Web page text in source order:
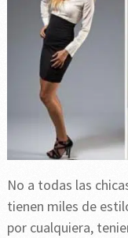
No a todas las
tienen miles de
por cualquiera,